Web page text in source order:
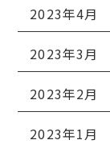
2023年4月
2023年3月
2023年2月
2023年1月